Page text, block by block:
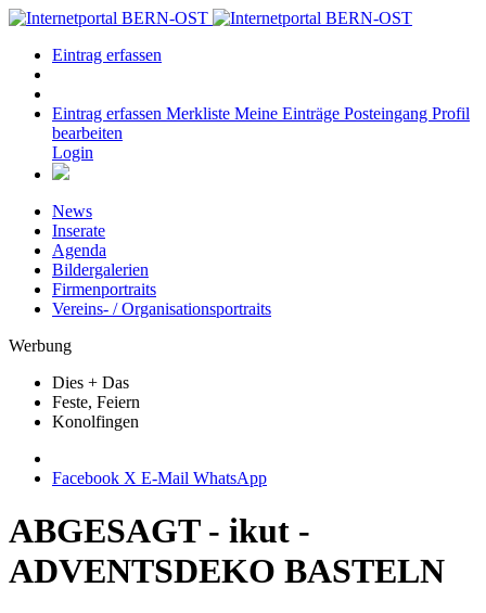
Eintrag erfassen
Eintrag erfassen Merkliste Meine Einträge Posteingang Profil
bearbeiten
Login
News
Inserate
Agenda
Bildergalerien
Firmenportraits
Vereins- / Organisationsportraits
Werbung
Dies + Das
Feste, Feiern
Konolfingen
Facebook X E-Mail WhatsApp
ABGESAGT - ikut -
ADVENTSDEKO BASTELN